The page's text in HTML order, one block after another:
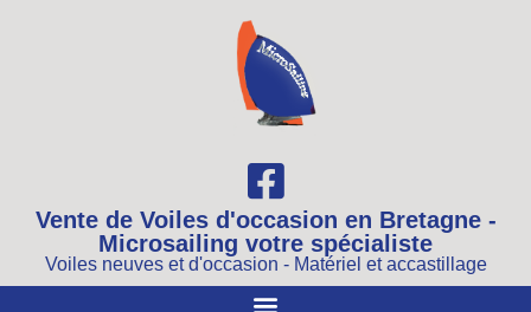
Vente de Voiles d'occasion en Bretagne -
Microsailing votre spécialiste
Voiles neuves et d'occasion - Matériel et accastillage